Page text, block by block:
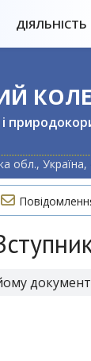
ДІЯЛЬНІСТЬ
і
обл., Україна,